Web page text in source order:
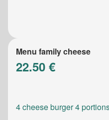
Menu family cheese
22.50 €
4 cheese burger 4